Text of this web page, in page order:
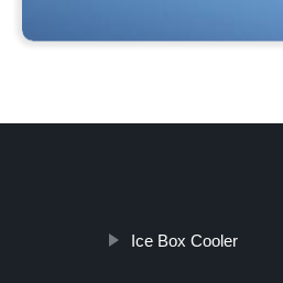
Ice Box Cooler